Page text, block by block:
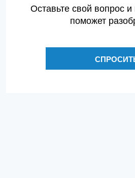
Оставьте свой вопрос
поможет